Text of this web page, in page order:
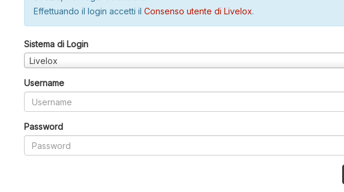
Effettuando il login accetti il Consenso utente di Livelox.
Sistema di Login
Livelox
Username
Password